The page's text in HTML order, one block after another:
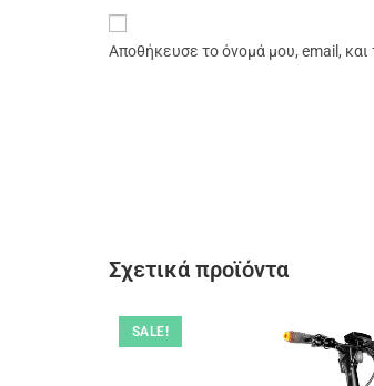
Αποθήκευσε το όνομά μου, email,
Σχετικά προϊόντα
SALE!